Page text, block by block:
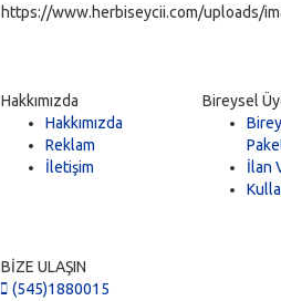
https://www.herbiseycii.com/uploads/
Hakkımızda
Hakkımızda
Reklam
İletişim
Bireysel
İlan
BİZE ULAŞIN
(545)1880015